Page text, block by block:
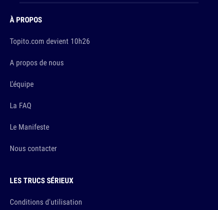
À PROPOS
Topito.com devient 10h26
A propos de nous
L'équipe
La FAQ
Le Manifeste
Nous contacter
LES TRUCS SÉRIEUX
Conditions d'utilisation